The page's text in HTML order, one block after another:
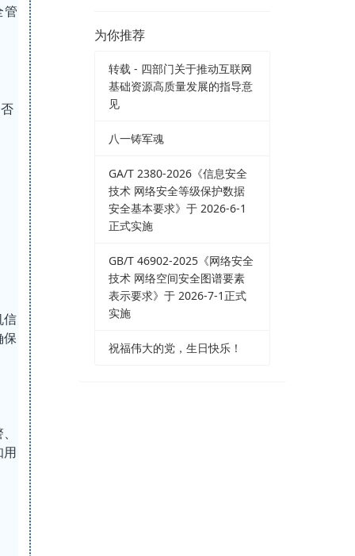
管
信
保
用
为你推荐
转载 - 四部门关于推动互联网
基础资源高质量发展的指导意
见
八一铸军魂
GA/T 2380-2026《信息安全
技术 网络安全等级保护数据
安全基本要求》于 2026-6-1
正式实施
GB/T 46902-2025《网络安全
技术 网络空间安全图谱要素
表示要求》于 2026-7-1正式
实施
祝福伟大的党，生日快乐！